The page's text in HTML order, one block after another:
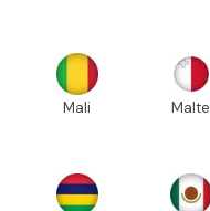
Mali Malte